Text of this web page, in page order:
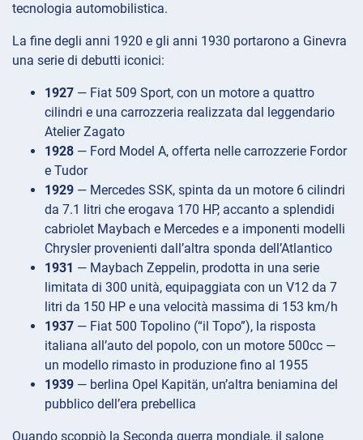
tecnologia automobilistica.
La fine degli anni 1920 e gli anni 1930 portarono a Ginevra
una serie di debutti iconici:
1927 — Fiat 509 Sport, con un motore a quattro
cilindri e una carrozzeria realizzata dal leggendario
Atelier Zagato
1928 — Ford Model A, offerta nelle carrozzerie Fordor
e Tudor
1929 — Mercedes SSK, spinta da un motore 6 cilindri
da 7.1 litri che erogava 170 HP, accanto a splendidi
cabriolet Maybach e Mercedes e a imponenti modelli
Chrysler provenienti dall’altra sponda dell’Atlantico
1931 — Maybach Zeppelin, prodotta in una serie
limitata di 300 unità, equipaggiata con un V12 da 7
litri da 150 HP e una velocità massima di 153 km/h
1937 — Fiat 500 Topolino (“il Topo”), la risposta
italiana all’auto del popolo, con un motore 500cc —
un modello rimasto in produzione fino al 1955
1939 — berlina Opel Kapitän, un’altra beniamina del
pubblico dell’era prebellica
Quando scoppiò la Seconda guerra mondiale, il salone